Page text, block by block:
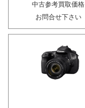
中古参考買取価格
お問合せ下さい